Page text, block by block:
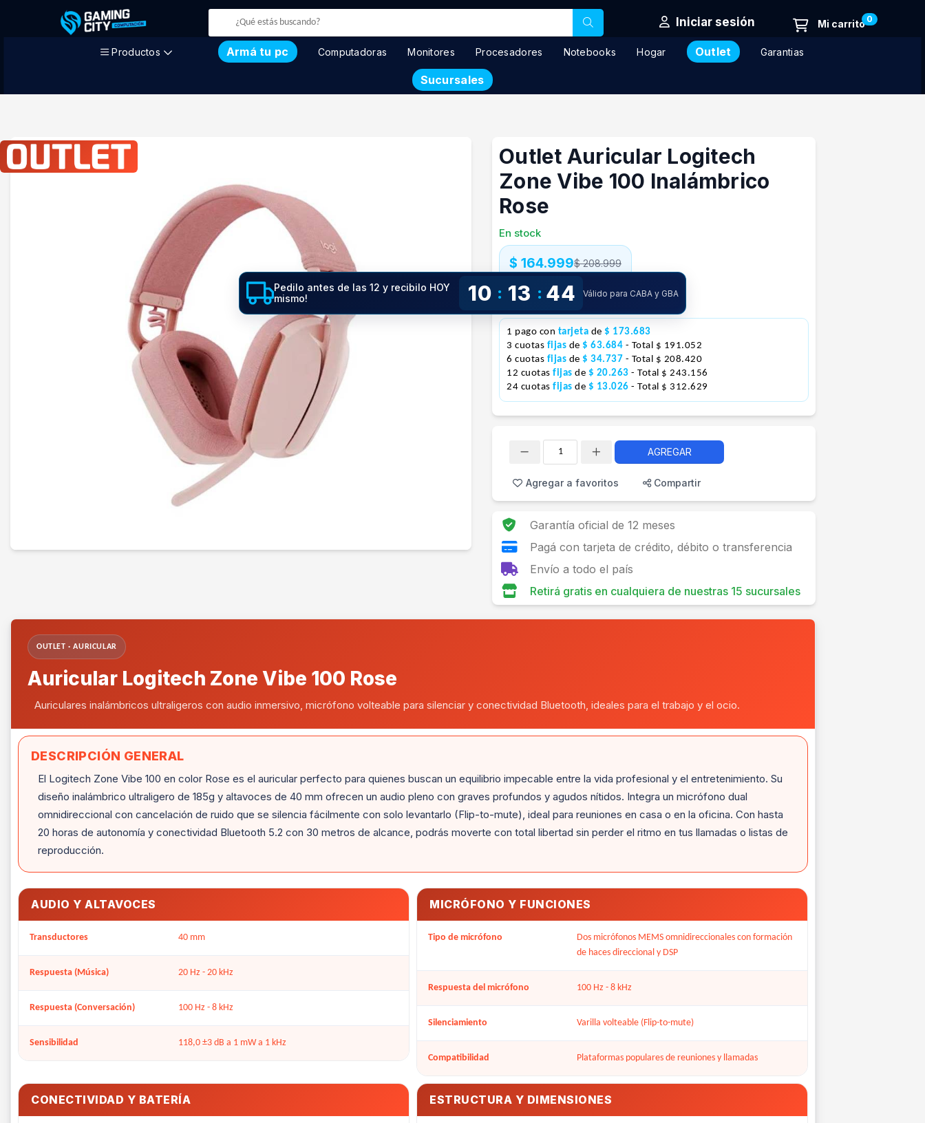
Iniciar sesión 0
Productos Armá tu pc Computadoras Monitores Procesadores Notebooks Hogar Outlet Garantias
Sucursales
Outlet Auricular Logitech
Zone Vibe 100 Inalámbrico
Rose
En stock
$ 208.999
$ 164.999
Precio especial con transferencia
Precio S/Imp.Nac. $136.363
1 pago con tarjeta de $ 173.683
3 cuotas fijas de $ 63.684 - Total $ 191.052
6 cuotas fijas de $ 34.737 - Total $ 208.420
12 cuotas fijas de $ 20.263 - Total $ 243.156
24 cuotas fijas de $ 13.026 - Total $ 312.629
Pedilo antes de las 12 y recibilo HOY
mismo!
10 : 13 : 44 Válido para CABA y GBA
AGREGAR
Agregar a favoritos Compartir
Garantía oficial de 12 meses
Pagá con tarjeta de crédito, débito o transferencia
Envío a todo el país
Retirá gratis en cualquiera de nuestras 15 sucursales
OUTLET · AURICULAR
Auricular Logitech Zone Vibe 100 Rose
Auriculares inalámbricos ultraligeros con audio inmersivo, micrófono volteable para silenciar y conectividad Bluetooth, ideales para el trabajo y el ocio.
DESCRIPCIÓN GENERAL
El Logitech Zone Vibe 100 en color Rose es el auricular perfecto para quienes buscan un equilibrio impecable entre la vida profesional y el entretenimiento. Su
diseño inalámbrico ultraligero de 185g y altavoces de 40 mm ofrecen un audio pleno con graves profundos y agudos nítidos. Integra un micrófono dual
omnidireccional con cancelación de ruido que se silencia fácilmente con solo levantarlo (Flip-to-mute), ideal para reuniones en casa o en la oficina. Con hasta
20 horas de autonomía y conectividad Bluetooth 5.2 con 30 metros de alcance, podrás moverte con total libertad sin perder el ritmo en tus llamadas o listas de
reproducción.
AUDIO Y ALTAVOCES
Transductores 40 mm
Respuesta (Música) 20 Hz - 20 kHz
Respuesta (Conversación) 100 Hz - 8 kHz
Sensibilidad 118,0 ±3 dB a 1 mW a 1 kHz
MICRÓFONO Y FUNCIONES
Tipo de micrófono
Dos micrófonos MEMS omnidireccionales con formación
de haces direccional y DSP
Respuesta del micrófono 100 Hz - 8 kHz
Silenciamiento Varilla volteable (Flip-to-mute)
Compatibilidad Plataformas populares de reuniones y llamadas
CONECTIVIDAD Y BATERÍA ESTRUCTURA Y DIMENSIONES